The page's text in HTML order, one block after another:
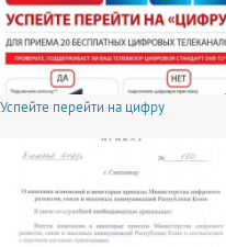
Успейте перейти на цифру